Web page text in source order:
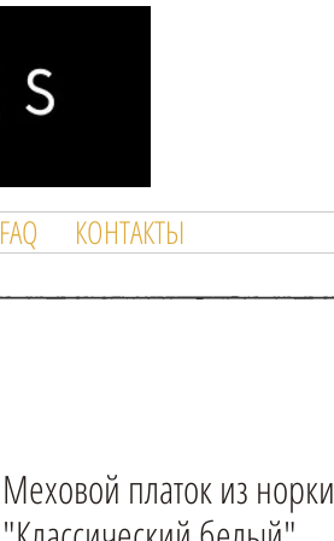
FAQ КОНТАКТЫ
Меховой платок из норки